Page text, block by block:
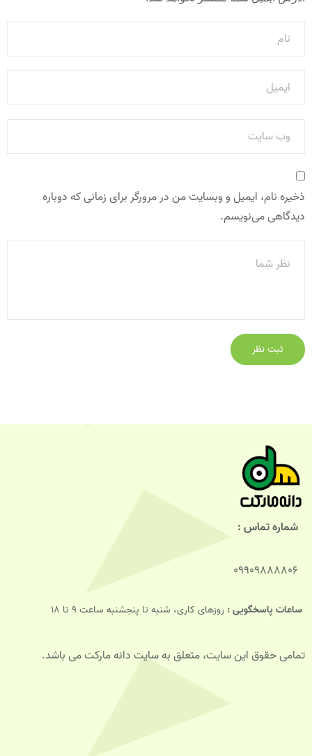
ذخیره نام، ایمیل و وبسایت من در مرورگر برای زمانی که دوباره
دیدگاهی می‌نویسم.
شماره تماس :
09909888806
ساعات پاسخگویی : روزهای کاری، شنبه تا پنجشنبه ساعت 9 تا 18
تمامی حقوق این سایت، متعلق به سایت دانه مارکت می باشد.